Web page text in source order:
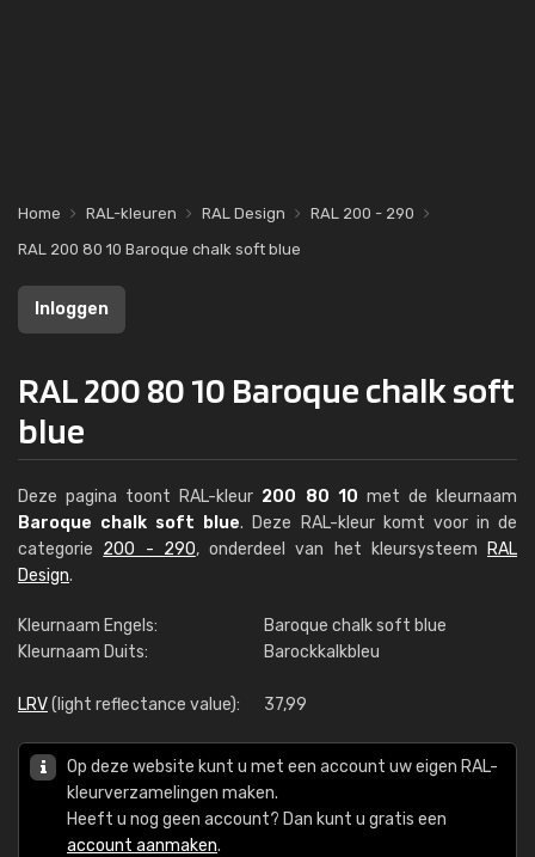
Home RAL-kleuren RAL Design
RAL 200 - 290
RAL 200 80 10 Baroque chalk soft blue
Inloggen
RAL 200 80 10 Baroque chalk soft
blue
Deze pagina toont RAL-kleur 200 80 10 met de kleurnaam
Baroque chalk soft blue. Deze RAL-kleur komt voor in de
categorie 200 - 290, onderdeel van het kleursysteem
RAL
Design.
Kleurnaam Engels:
Baroque chalk soft blue
Kleurnaam Duits:
Barockkalkbleu
LRV(light reflectance value): 37,99
Op deze website kunt u met een account uw eigen RAL-
kleurverzamelingen maken.
Heeft u nog geen account? Dan kunt u gratis een
account aanmaken.